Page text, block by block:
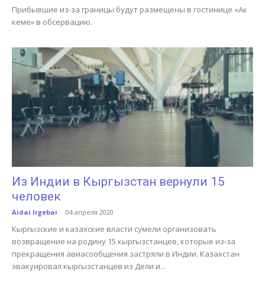
Прибывшие из-за границы будут размещены в гостинице «Ак
кеме» в обсервацию.
Из Индии в Кыргызстан вернули 15
человек
Aidai Irgebai - 04 апреля 2020
Кыргызские и казахские власти сумели организовать
возвращение на родину 15 кыргызстанцев, которые из-за
прекращения авиасообщения застряли в Индии. Казахстан
эвакуировал кыргызстанцев из Дели и...